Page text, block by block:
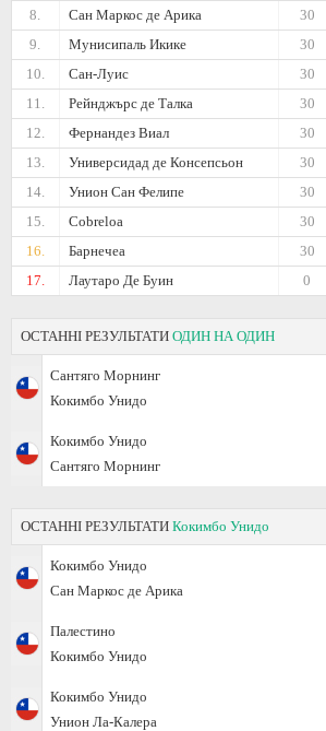
8.
Сан Маркос де Арика
30
9.
Мунисипаль Икике
30
10.
Сан-Луис
30
11.
Рейнджърс де Талка
30
12.
Фернандез Виал
30
13.
Универсидад де Консепсьон
30
14.
Унион Сан Фелипе
30
15.
Cobreloa
30
16.
Барнечеа
30
17.
Лаутаро Де Буин 0
ОСТАННІ РЕЗУЛЬТАТИ ОДИН НА ОДИН
Сантяго Морнинг
Кокимбо Унидо
Кокимбо Унидо
Сантяго Морнинг
ОСТАННІ РЕЗУЛЬТАТИ Кокимбо Унидо
Кокимбо Унидо
Сан Маркос де Арика
Палестино
Кокимбо Унидо
Кокимбо Унидо
Унион Ла-Калера